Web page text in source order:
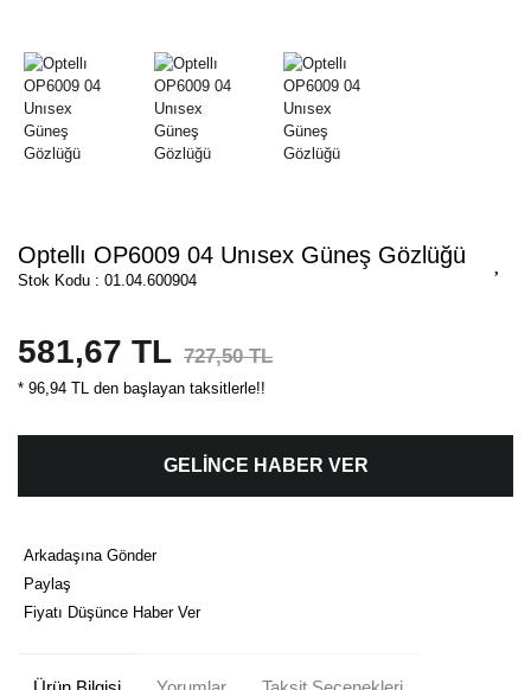
Optellı OP6009 04 Unısex Güneş Gözlüğü
Stok Kodu : 01.04.600904
581,67 TL 727,50 TL
* 96,94 TL den başlayan taksitlerle!!
GELİNCE HABER VER
Arkadaşına Gönder
Paylaş
Fiyatı Düşünce Haber Ver